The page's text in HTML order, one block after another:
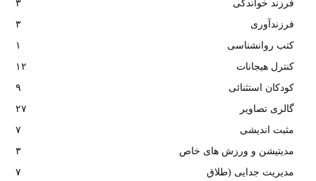
فرزند خواندگی
۳
فرزندآوری
۳
کتب روانشناسی
۱
کنترل هیجانات
۱۲
کودکان استثنائی
۹
گالری تصاویر
۲۷
مثبت اندیشی
۷
مدیتیشن و ورزش های خاص
۳
مدیریت جدایی (طلاق
۷